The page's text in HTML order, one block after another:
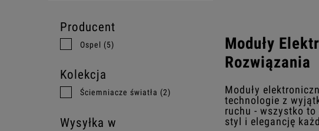
Producent
Ospel (5)
Kolekcja
Ściemniacze światła (2)
Wysyłka w
Moduły
Rozwiązania
Moduły
technologie z
ruchu - wszystko
styl i elegancję